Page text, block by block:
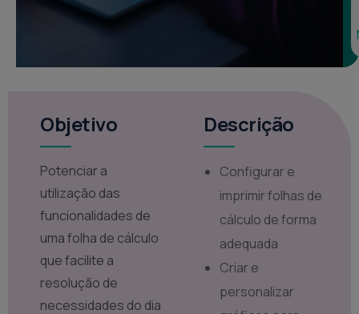
Objetivo
Potenciar a
utilização das
funcionalidades de
uma folha de cálculo
que facilite a
resolução de
necessidades do dia
Descrição
Configurar e
imprimir folhas de
cálculo de forma
adequada
Criar e
personalizar